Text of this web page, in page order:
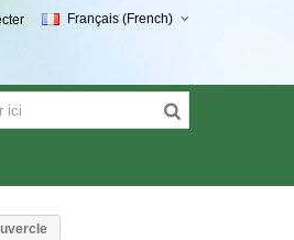
Français (French)